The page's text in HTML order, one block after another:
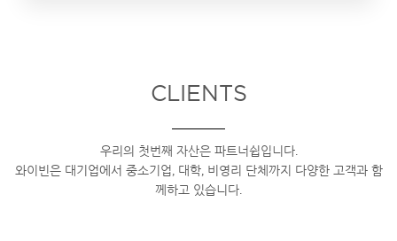
CLIENTS
우리의 첫번째 자산은 파트너쉽입니다.
와이빈은 대기업에서 중소기업, 대학, 비영리 단체까지 다양한 고객과 함
께하고 있습니다.